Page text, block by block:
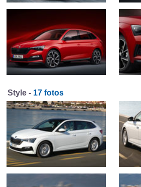
Style - 17 fotos